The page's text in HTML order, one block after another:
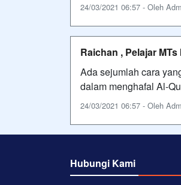
24/03/2021 06:57 - Oleh
Raichan , Pelajar
Ada sejumlah cara
dalam menghafal Al-
24/03/2021 06:57 - Oleh
Hubungi Kami